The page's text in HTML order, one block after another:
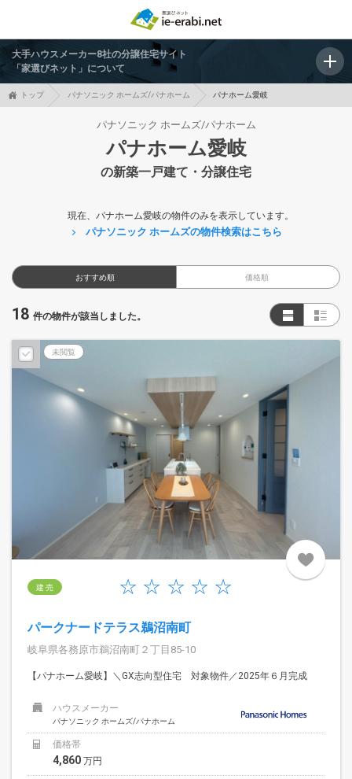
大手ハウスメーカー8社の分譲住宅サイト
「家選びネット」について
トップ パナソニック ホームズ/パナホーム パナホーム愛岐
パナソニック ホームズ/パナホーム
パナホーム愛岐
の新築一戸建て・分譲住宅
現在、パナホーム愛岐の物件のみを表示しています。
パナソニック ホームズの物件検索はこちら
おすすめ順 価格順
18 件の物件が該当しました。
未閲覧
建 売
パークナードテラス鵜沼南町
岐阜県各務原市鵜沼南町２丁目85-10
【パナホーム愛岐】＼GX志向型住宅 対象物件／2025年６月完成
ハウスメーカー
パナソニック ホームズ/パナホーム
価格帯
4,860 万円